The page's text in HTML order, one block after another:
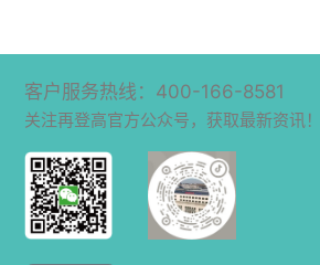
客户服务热线：400-166-8581
关注再登高官方公众号，获取最新资讯！